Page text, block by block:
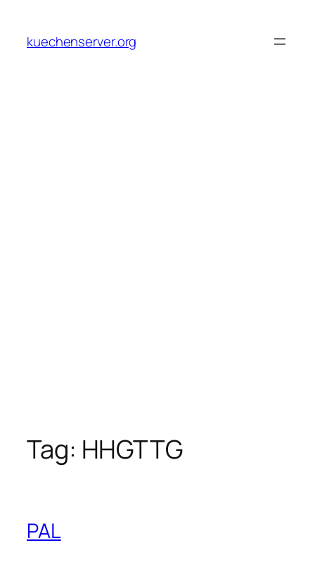
content
kuechenserver.org
Tag: HHGTTG
PAL